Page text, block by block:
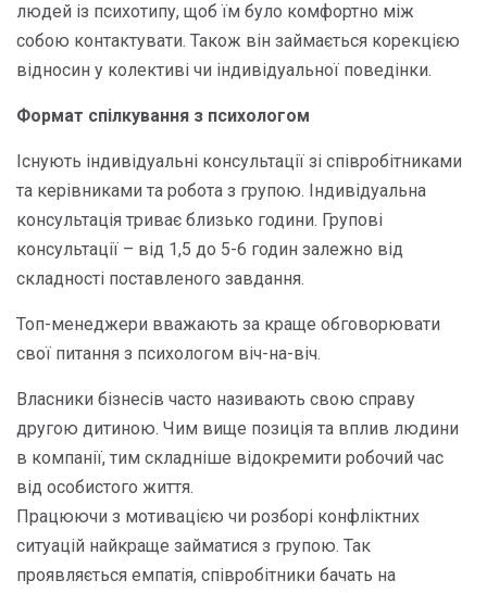
людей із психотипу, щоб їм було комфортно між
собою контактувати. Також він займається корекцією
відносин у колективі чи індивідуальної поведінки.
Формат спілкування з психологом
Існують індивідуальні консультації зі співробітниками
та керівниками та робота з групою. Індивідуальна
консультація триває близько години. Групові
консультації – від 1,5 до 5-6 годин залежно від
складності поставленого завдання.
Топ-менеджери вважають за краще обговорювати
свої питання з психологом віч-на-віч.
Власники бізнесів часто називають свою справу
другою дитиною. Чим вище позиція та вплив людини
в компанії, тим складніше відокремити робочий час
від особистого життя.
Працюючи з мотивацією чи розборі конфліктних
ситуацій найкраще займатися з групою. Так
проявляється емпатія, співробітники бачать на